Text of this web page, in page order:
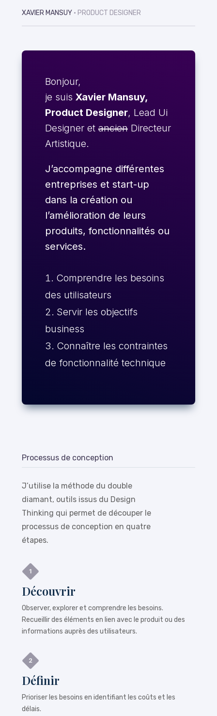
XAVIER MANSUY • PRODUCT DESIGNER
Bonjour,
je suis Xavier Mansuy,
Product Designer, Lead Ui
Designer etancienDirecteur
Artistique.
J’accompagne différentes
entreprises et start-up
dans la création ou
l’amélioration de leurs
produits, fonctionnalités ou
services.
Comprendre les besoins
des utilisateurs
Servir les objectifs
business
Connaître les contraintes
de fonctionnalité technique
Processus de conception
J’utilise la méthode du double
diamant, outils issus du Design
Thinking qui permet de découper le
processus de conception en quatre
étapes.
Découvrir
Observer, explorer et comprendre les besoins.
Recueillir des éléments en lien avec le produit ou des
informations auprès des utilisateurs.
Définir
Prioriser les besoins en identifiant les coûts et les
délais.